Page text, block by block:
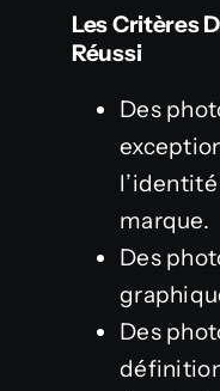
Les Critères
Réussi
Des
marque.
Des
Des